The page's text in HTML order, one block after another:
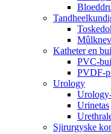
Katheter en
PVC-
PVDF-
Urology
Urinetas
Sjirurgyske